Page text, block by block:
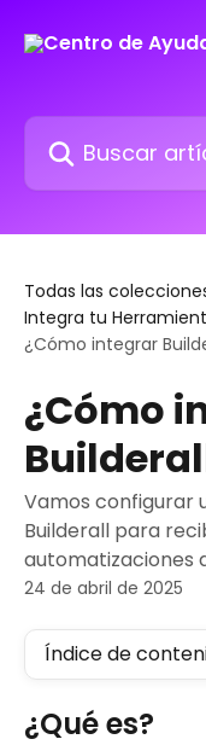
Buscar artículos...
Todas las
Integra tu
¿Cómo integrar
¿Cómo
Vamos configurar
Builderall para
automatizaciones
24 de abril de 2025
Índice de
¿Qué es?